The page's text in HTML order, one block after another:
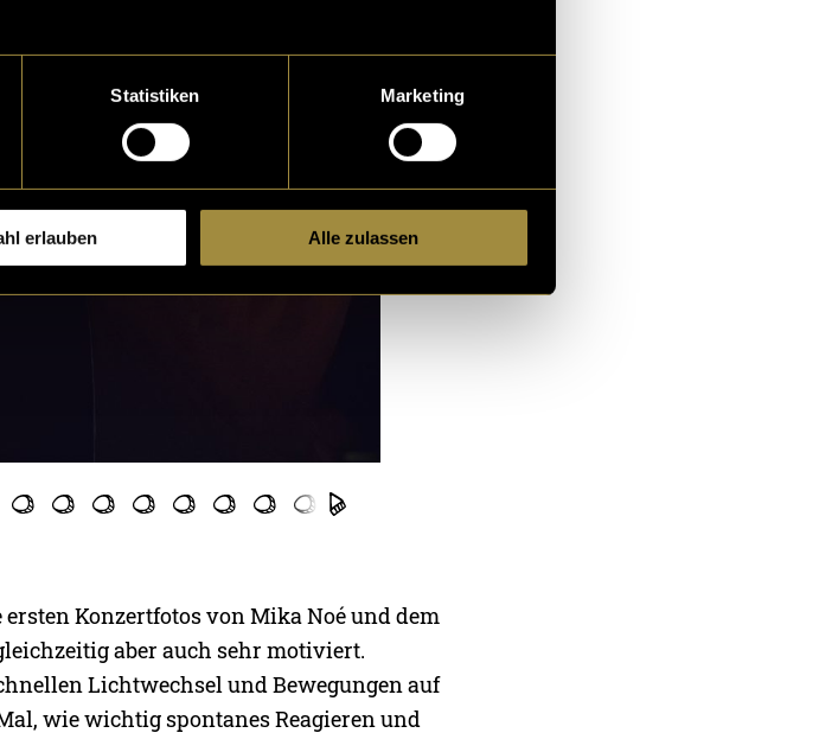
Statistiken Marketing
erlauben Alle zulassen
ersten Konzertfotos von Mika Noé und dem
aber auch sehr motiviert.
Lichtwechsel und Bewegungen auf
wie wichtig spontanes Reagieren und